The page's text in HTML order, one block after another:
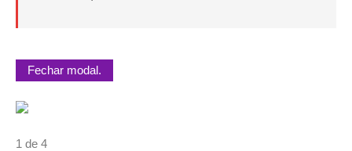
Fechar modal.
1 de 4